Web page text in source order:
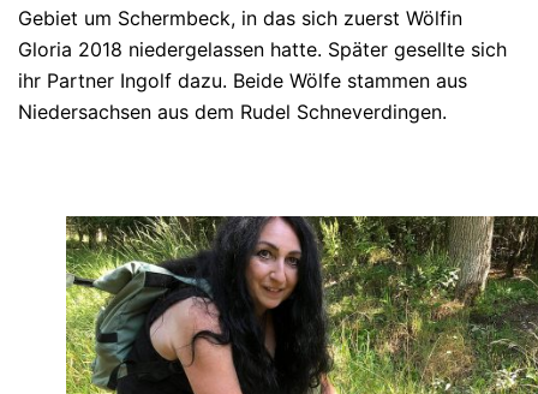
Gebiet um Schermbeck, in das sich zuerst Wölfin
Gloria 2018 niedergelassen hatte. Später gesellte sich
ihr Partner Ingolf dazu. Beide Wölfe stammen aus
Niedersachsen aus dem Rudel Schneverdingen.